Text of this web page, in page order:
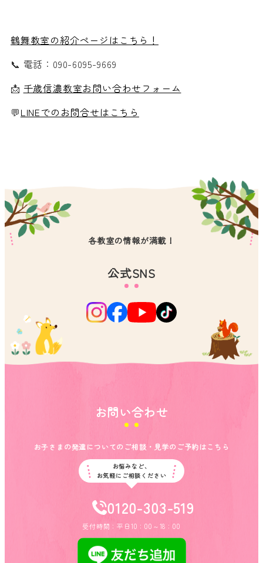
鶴舞教室の紹介ページはこちら！
📞 電話： 090-6095-9669
📩 千歳信濃教室お問い合わせフォーム
💬LINEでのお問合せはこちら
各教室の情報が満載！
公式SNS
お問い合わせ
お子さまの発達についてのご相談・見学のご予約はこちら
0120-303-519
受付時間：平日10：00～18：00
お悩みなど、
お気軽にご相談ください